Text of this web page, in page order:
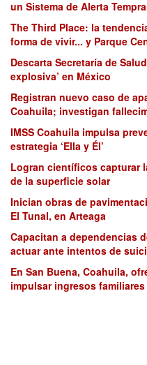
un Sistema de Alerta
The Third Place: la
forma de vivir... y Parque
Descarta Secretaría de
explosiva’ en México
Registran nuevo caso de
Coahuila; investigan
IMSS Coahuila impulsa
estrategia ‘Ella y Él’
Logran científicos capturar
de la superficie solar
Inician obras de
El Tunal, en Arteaga
Capacitan a dependencias
actuar ante intentos de
En San Buena, Coahuila,
impulsar ingresos familiares